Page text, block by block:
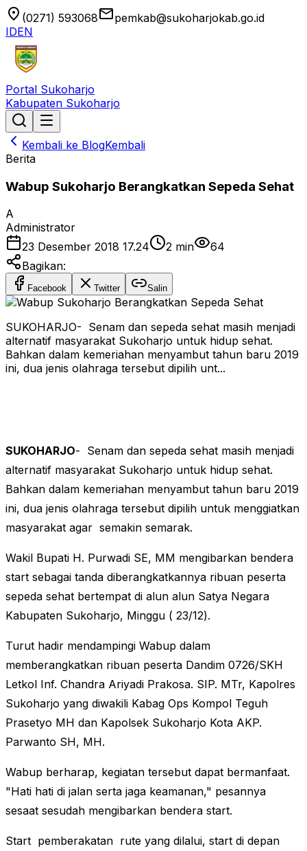
location_on (0271) 593068emailpemkab@sukoharjokab.go.id
IDEN
Portal Sukoharjo
Kabupaten Sukoharjo
Kembali ke BlogKembali
Berita
Wabup Sukoharjo Berangkatkan Sepeda Sehat
A
Administrator
23 Desember 2018 17.24
2 min
64
Bagikan:
Facebook Twitter Salin
SUKOHARJO- Senam dan sepeda sehat masih menjadi
alternatif masyarakat Sukoharjo untuk hidup sehat.
Bahkan dalam kemeriahan menyambut tahun baru 2019
ini, dua jenis olahraga tersebut dipilih unt...
SUKOHARJO- Senam dan sepeda sehat masih menjadi
alternatif masyarakat Sukoharjo untuk hidup sehat.
Bahkan dalam kemeriahan menyambut tahun baru 2019
ini, dua jenis olahraga tersebut dipilih untuk menggiatkan
masyarakat agar semakin semarak.
Wakil Bupati H. Purwadi SE, MM mengibarkan bendera
start sebagai tanda diberangkatkannya ribuan peserta
sepeda sehat bertempat di alun alun Satya Negara
Kabupaten Sukoharjo, Minggu ( 23/12).
Turut hadir mendampingi Wabup dalam
memberangkatkan ribuan peserta Dandim 0726/SKH
Letkol Inf. Chandra Ariyadi Prakosa. SIP. MTr, Kapolres
Sukoharjo yang diwakili Kabag Ops Kompol Teguh
Prasetyo MH dan Kapolsek Sukoharjo Kota AKP.
Parwanto SH, MH.
Wabup berharap, kegiatan tersebut dapat bermanfaat.
"Hati hati di jalan serta jaga keamanan," pesannya
sesaat sesudah mengibarkan bendera start.
Start pemberakatan rute yang dilalui, start di depan